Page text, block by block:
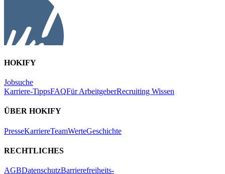
HOKIFY
Jobsuche
Karriere-TippsFAQFür ArbeitgeberRecruiting Wissen
ÜBER HOKIFY
PresseKarriereTeamWerteGeschichte
RECHTLICHES
AGBDatenschutzBarrierefreiheits-